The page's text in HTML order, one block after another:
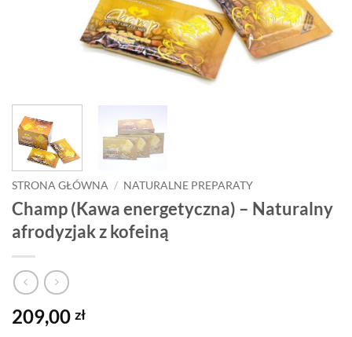
STRONA GŁÓWNA / NATURALNE PREPARATY
Champ (Kawa energetyczna) – Naturalny
afrodyzjak z kofeiną
209,00 zł